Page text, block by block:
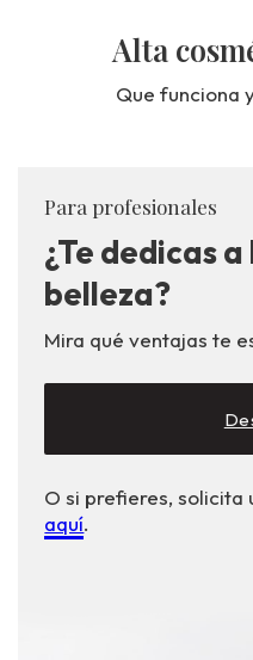
Alta
Que funciona
Para profesionales
¿Te dedicas
belleza?
Mira qué ventajas te
O si prefieres, solicita
aquí.